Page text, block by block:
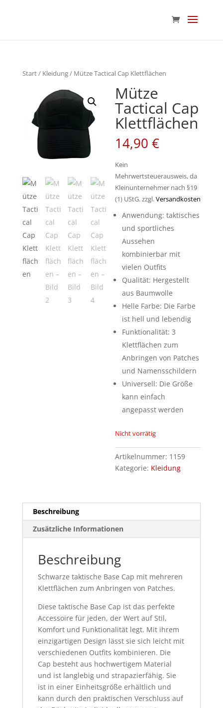
Start/ Kleidung/ Mütze Tactical Cap Klettflächen
Mütze
Tactical Cap
Klettflächen
14,90€
Kein
Mehrwertsteuerausweis, da
Kleinunternehmer nach §19
(1) UStG.zzgl.Versandkosten
Anwendung: taktisches
und sportliches
Aussehen
kombinierbar mit
vielen Outfits
Qualität: Hergestellt
aus Baumwolle
Helle Farbe: Die Farbe
ist hell und lebendig
Funktionalität: 3
Klettflächen zum
Anbringen von Patches
und Namensschildern
Universell: Die Größe
kann einfach
angepasst werden
Nicht vorrätig
Artikelnummer: 1159
Kategorie: Kleidung
Beschreibung
Zusätzliche Informationen
Beschreibung
Schwarze taktische Base Cap mit mehreren
Klettflächen zum Anbringen von Patches.
Diese taktische Base Cap ist das perfekte
Accessoire für jeden, der Wert auf Stil,
Komfort und Funktionalität legt. Mit ihrem
einzigartigen Design lässt sie sich leicht mit
verschiedenen Outfits kombinieren. Die
Cap besteht aus hochwertigem Material
und ist langlebig und strapazierfähig. Sie
ist in einer Einheitsgröße erhältlich und
kann durch den praktischen Verschluss auf